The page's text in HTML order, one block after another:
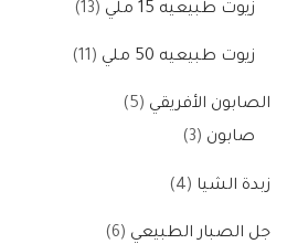
زيوت طبيعيه 15 ملي
13
زيوت طبيعيه 50 ملي 11
الصابون الأفريقي
5
صابون
3
زبدة الشيا 4
جل الصبار الطبيعي 6